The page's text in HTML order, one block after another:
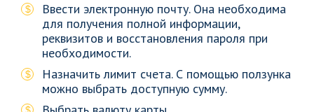
Ввести электронную почту. Она необходима
для получения полной информации,
реквизитов и восстановления пароля при
необходимости.
Назначить лимит счета. С помощью ползунка
можно выбрать доступную сумму.